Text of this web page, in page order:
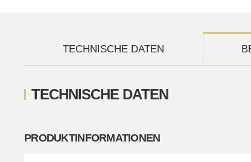
TECHNISCHE DATEN
TECHNISCHE DATEN
PRODUKTINFORMATIONEN